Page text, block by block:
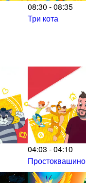
08:30 - 08:35
Три кота
04:03 - 04:10
Простоквашино